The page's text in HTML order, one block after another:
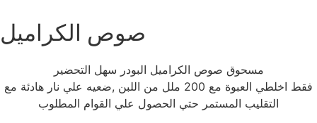
صوص الكراميل
مسحوق صوص الكراميل البودر سهل التحضير
فقط اخلطي العبوة مع 200 ملل من اللبن ,ضعيه علي نار هادئة مع
التقليب المستمر حتي الحصول علي القوام المطلوب